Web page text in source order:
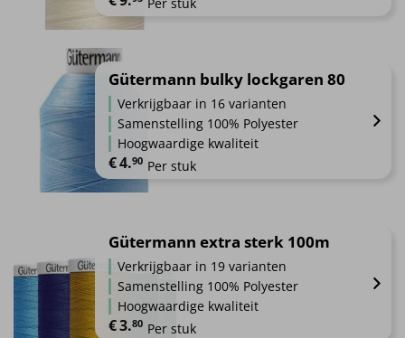
heeft
meerdere
variaties.
Deze
optie
de
productpagina
Gütermann bulky lockgaren 80
Verkrijgbaar in 16 varianten
Samenstelling 100% Polyester
Hoogwaardige kwaliteit
€4.90 Per stuk
heeft
meerdere
variaties.
Deze
optie
Gütermann extra sterk 100m
Verkrijgbaar in 19 varianten
Samenstelling 100% Polyester
Hoogwaardige kwaliteit
€3.80 Per stuk